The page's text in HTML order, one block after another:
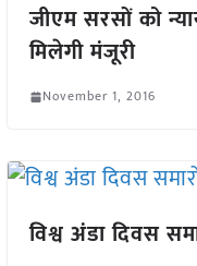
जीएम सरसों को
मिलेगी मंजूरी
November 1, 2016
विश्व अंडा दिवस